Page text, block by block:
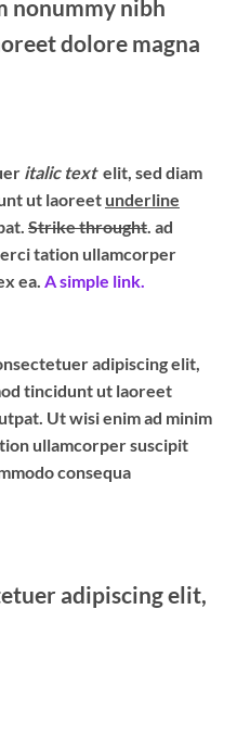
nonummy nibh
dolore magna
italic text elit, sed diam
ut laoreet underline
Strike throught. ad
tation ullamcorper
ea. A simple link.
adipiscing elit,
tincidunt ut laoreet
Ut wisi enim ad minim
ullamcorper suscipit
consequa
adipiscing elit,